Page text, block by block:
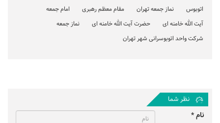
اتوبوس
نماز جمعه تهران مقام معظم رهبری
امام جمعه
آیت الله خامنه ای
حضرت آیت الله خامنه ای
نماز جمعه
شرکت واحد اتوبوسرانی شهر تهران
نظر شما
نام *